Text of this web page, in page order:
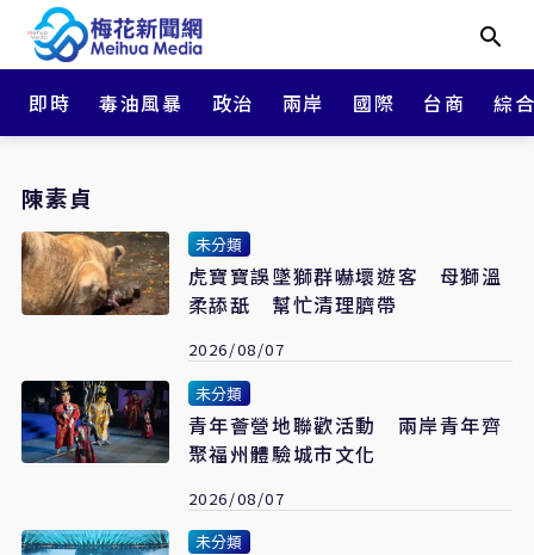
即時 毒油風暴 政治 兩岸 國際 台商 綜
陳素貞
未分類
虎寶寶誤墜獅群嚇壞遊客 母獅溫
柔舔舐 幫忙清理臍帶
2026/08/07
未分類
青年薈營地聯歡活動 兩岸青年齊
聚福州體驗城市文化
2026/08/07
未分類